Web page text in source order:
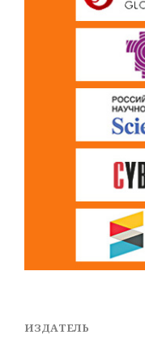
ИЗДАТЕЛЬ